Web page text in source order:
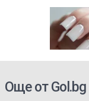
Още от Gol.bg